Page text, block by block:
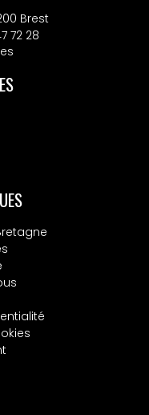
GUILERS
40 20